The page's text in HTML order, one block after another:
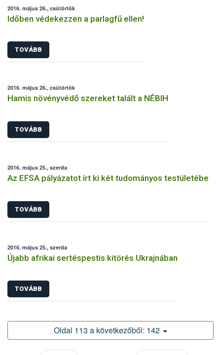
2016. május 26., csütörtök
Időben védekezzen a parlagfű ellen!
TOVÁBB
2016. május 26., csütörtök
Hamis növényvédő szereket talált a NÉBIH
TOVÁBB
2016. május 25., szerda
Az EFSA pályázatot írt ki két tudományos testületébe
TOVÁBB
2016. május 25., szerda
Újabb afrikai sertéspestis kitörés Ukrajnában
TOVÁBB
Oldal 113 a következőből: 142